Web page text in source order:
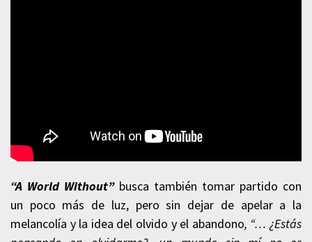
“A World Without” busca también tomar partido con
un poco más de luz, pero sin dejar de apelar a la
melancolía y la idea del olvido y el abandono, “… ¿Estás